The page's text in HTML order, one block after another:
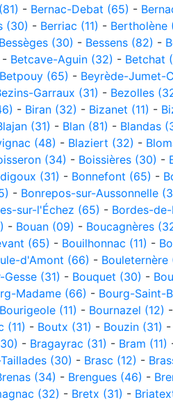
- Bernac-Debat (65) -
(30) - Berriac (11) - Bertholène
Bessèges (30) - Bessens (82) -
- Betcave-Aguin (32) - Betchat
Betpouy (65) - Beyrède-Jumet-
Garraux (31) - Bezolles
- Biran (32) - Bizanet (11) -
(31) - Blan (81) - Blandas
(48) - Blaziert (32) -
(34) - Boissières (30) -
(31) - Bonnefont (65) -
- Bonrepos-sur-Aussonnelle
sur-l'Échez (65) - Bordes-
- Bouan (09) - Boucagnères
(65) - Bouilhonnac (11) -
d'Amont (66) - Bouleternère
(31) - Bouquet (30) -
Madame (66) - Bourg-Saint-
Bourigeole (11) - Bournazel (12) -
(11) - Boutx (31) - Bouzin (31) -
- Bragayrac (31) - Bram (11)
(30) - Brasc (12) -
(34) - Brengues (46) -
(32) - Bretx (31) -